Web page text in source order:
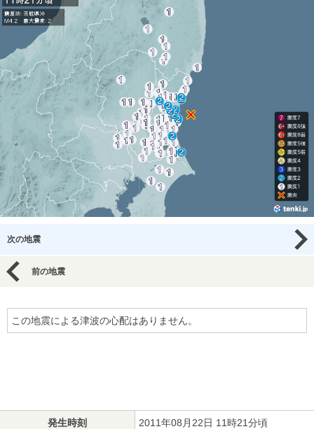
次の地震
前の地震
この地震による津波の心配はありません。
発生時刻 2011年08月22日 11時21分頃